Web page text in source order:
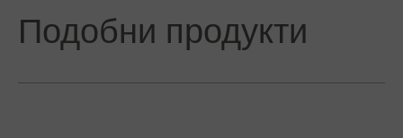
Подобни продукти